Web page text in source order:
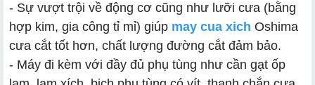
- Sự vượt trội về động cơ cũng như lưỡi cưa (bằng
hợp kim, gia công tỉ mỉ) giúp may cua xich Oshima
cưa cắt tốt hơn, chất lượng đường cắt đảm bảo.
- Máy đi kèm với đầy đủ phụ tùng như cần gạt ốp